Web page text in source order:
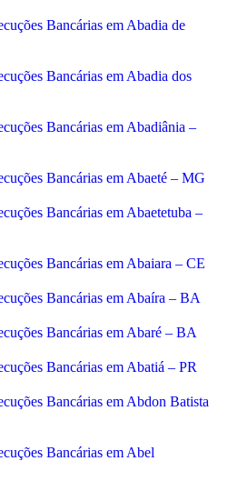
Bancárias em Abadia de
Bancárias em Abadia dos
Bancárias em Abadiânia –
Bancárias em Abaeté – MG
Bancárias em Abaetetuba –
Bancárias em Abaiara – CE
Bancárias em Abaíra – BA
Bancárias em Abaré – BA
Bancárias em Abatiá – PR
Bancárias em Abdon Batista
Bancárias em Abel